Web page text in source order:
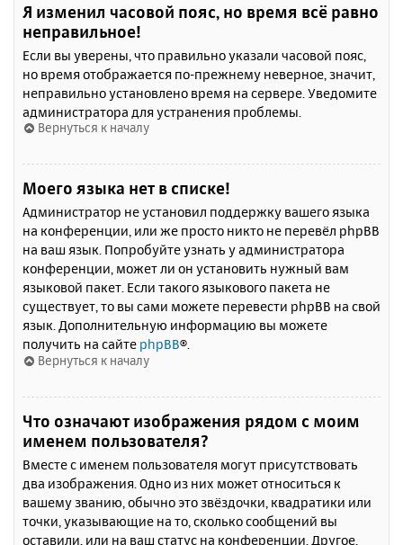
Я изменил часовой пояс, но время всё равно
неправильное!
Если вы уверены, что правильно указали часовой пояс,
но время отображается по-прежнему неверное, значит,
неправильно установлено время на сервере. Уведомите
администратора для устранения проблемы.
Вернуться к началу
Моего языка нет в списке!
Администратор не установил поддержку вашего языка
на конференции, или же просто никто не перевёл phpBB
на ваш язык. Попробуйте узнать у администратора
конференции, может ли он установить нужный вам
языковой пакет. Если такого языкового пакета не
существует, то вы сами можете перевести phpBB на свой
язык. Дополнительную информацию вы можете
получить на сайте phpBB®.
Вернуться к началу
Что означают изображения рядом с моим
именем пользователя?
Вместе с именем пользователя могут присутствовать
два изображения. Одно из них может относиться к
вашему званию, обычно это звёздочки, квадратики или
точки, указывающие на то, сколько сообщений вы
оставили, или на ваш статус на конференции. Другое,